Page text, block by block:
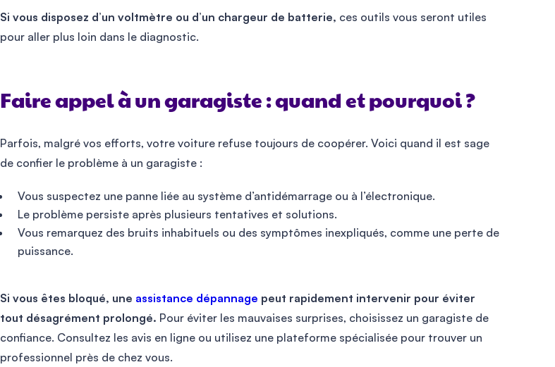
Si vous disposez d’un voltmètre ou d’un chargeur de batterie, ces outils vous seront utiles
pour aller plus loin dans le diagnostic.
Faire appel à un garagiste : quand et pourquoi ?
Parfois, malgré vos efforts, votre voiture refuse toujours de coopérer. Voici quand il est sage
de confier le problème à un garagiste :
Vous suspectez une panne liée au système d’antidémarrage ou à l’électronique.
Le problème persiste après plusieurs tentatives et solutions.
Vous remarquez des bruits inhabituels ou des symptômes inexpliqués, comme une perte de
puissance.
Si vous êtes bloqué, une assistance dépannage peut rapidement intervenir pour éviter
tout désagrément prolongé. Pour éviter les mauvaises surprises, choisissez un garagiste de
confiance. Consultez les avis en ligne ou utilisez une plateforme spécialisée pour trouver un
professionnel près de chez vous.